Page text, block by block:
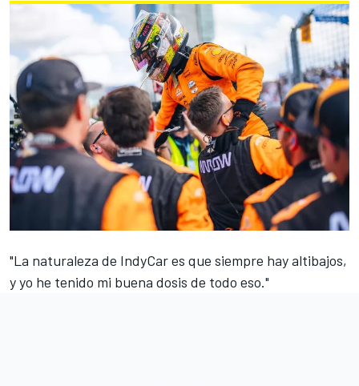
"La naturaleza de IndyCar es que siempre hay altibajos,
y yo he tenido mi buena dosis de todo eso."